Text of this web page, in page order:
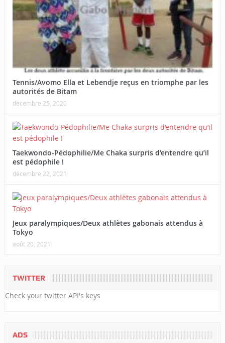
Tennis/Avomo Ella et Lebendje reçus en triomphe par les
autorités de Bitam
décembre 25, 2020
Taekwondo-Pédophilie/Me Chaka surpris d’entendre qu’il
est pédophile !
décembre 22, 2021
Jeux paralympiques/Deux athlètes gabonais attendus à
Tokyo
août 20, 2021
TWITTER
Check your twitter API's keys
ADS